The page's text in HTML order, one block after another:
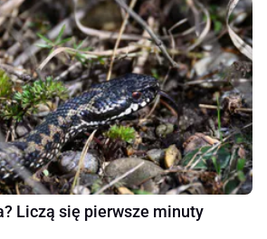
Liczą się pierwsze minuty